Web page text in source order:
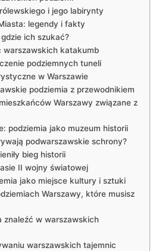
i jego labirynty
legendy i fakty
ich szukać?
warszawskich katakumb
podziemnych tuneli
w Warszawie
podziemia z przewodnikiem
Warszawy związane z
podziemia jako muzeum historii
podwarszawskie schrony?
bieg historii
II wojny światowej
jako miejsce kultury i sztuki
Warszawy, które musisz
znaleźć w warszawskich
warszawskich tajemnic